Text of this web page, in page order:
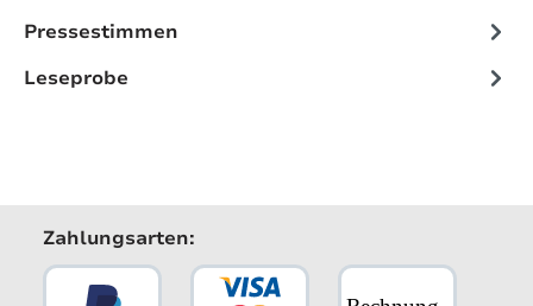
Pressestimmen
Leseprobe
Zahlungsarten: